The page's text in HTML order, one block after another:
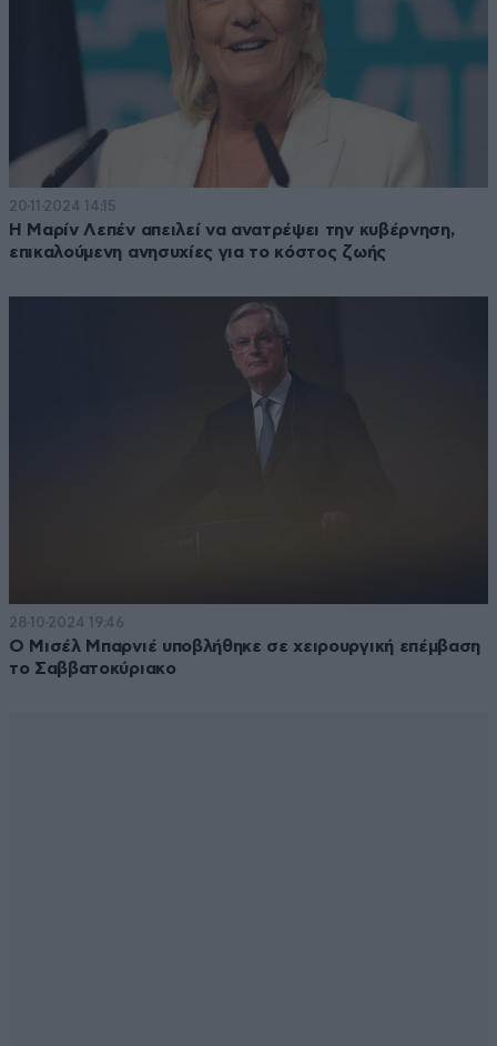
20·11·2024 14:15
Η Μαρίν Λεπέν απειλεί να ανατρέψει την κυβέρνηση,
επικαλούμενη ανησυχίες για το κόστος ζωής
28·10·2024 19:46
Ο Μισέλ Μπαρνιέ υποβλήθηκε σε χειρουργική επέμβαση
το Σαββατοκύριακο